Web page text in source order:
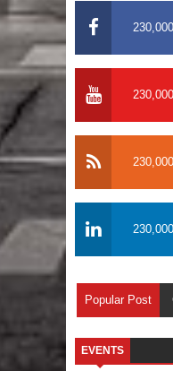
230,000
230,000
230,000
230,000
Popular Post
EVENTS